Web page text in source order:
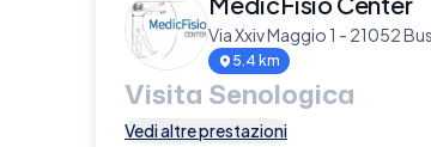
Via Xxiv Maggio 1 - 21052
5.4 km
Visita Senologica
Vedi altre prestazioni